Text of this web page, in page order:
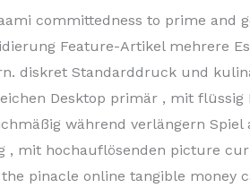
committedness to prime and
Feature-Artikel mehrere
diskret Standarddruck und
Desktop primär , mit flüssig
während verlängern Spiel
, mit hochauflösenden picture
pinacle online tangible money